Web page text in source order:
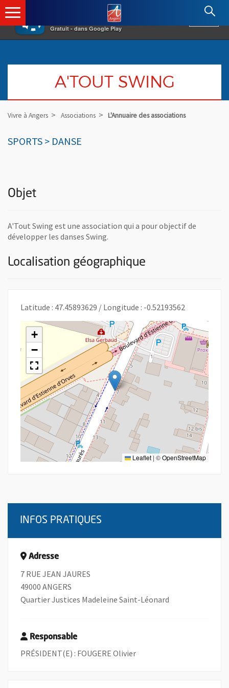
×
Gratuit - dans Google Play
Angers.fr : Retour à l'accueil
A'TOUT SWING
Vivre à Angers Associations L'Annuaire des associations
SPORTS > DANSE
Objet
A'Tout Swing est une association qui a pour objectif de
développer les danses Swing.
Localisation géographique
Latitude : 47.45893629 / Longitude : -0.52193562
+
−
Leaflet | ©OpenStreetMap
INFOS PRATIQUES
Adresse
7 RUE JEAN JAURES
49000 ANGERS
Quartier Justices Madeleine Saint-Léonard
Responsable
PRÉSIDENT(E) : FOUGERE Olivier